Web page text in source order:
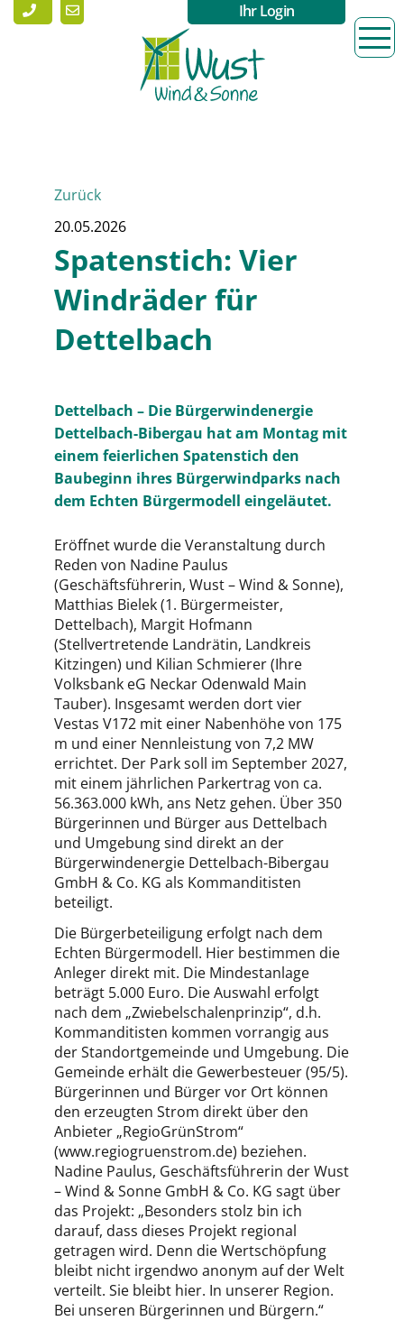
Ihr Login
Zurück
20.05.2026
Spatenstich: Vier
Windräder für
Dettelbach
Dettelbach – Die Bürgerwindenergie
Dettelbach-Bibergau hat am Montag mit
einem feierlichen Spatenstich den
Baubeginn ihres Bürgerwindparks nach
dem Echten Bürgermodell eingeläutet.
Eröffnet wurde die Veranstaltung durch
Reden von Nadine Paulus
(Geschäftsführerin, Wust – Wind & Sonne),
Matthias Bielek (1. Bürgermeister,
Dettelbach), Margit Hofmann
(Stellvertretende Landrätin, Landkreis
Kitzingen) und Kilian Schmierer (Ihre
Volksbank eG Neckar Odenwald Main
Tauber). Insgesamt werden dort vier
Vestas V172 mit einer Nabenhöhe von 175
m und einer Nennleistung von 7,2 MW
errichtet. Der Park soll im September 2027,
mit einem jährlichen Parkertrag von ca.
56.363.000 kWh, ans Netz gehen. Über 350
Bürgerinnen und Bürger aus Dettelbach
und Umgebung sind direkt an der
Bürgerwindenergie Dettelbach-Bibergau
GmbH & Co. KG als Kommanditisten
beteiligt.
Die Bürgerbeteiligung erfolgt nach dem
Echten Bürgermodell. Hier bestimmen die
Anleger direkt mit. Die Mindestanlage
beträgt 5.000 Euro. Die Auswahl erfolgt
nach dem „Zwiebelschalenprinzip“, d.h.
Kommanditisten kommen vorrangig aus
der Standortgemeinde und Umgebung. Die
Gemeinde erhält die Gewerbesteuer (95/5).
Bürgerinnen und Bürger vor Ort können
den erzeugten Strom direkt über den
Anbieter „RegioGrünStrom“
(www.regiogruenstrom.de) beziehen.
Nadine Paulus, Geschäftsführerin der Wust
– Wind & Sonne GmbH & Co. KG sagt über
das Projekt: „Besonders stolz bin ich
darauf, dass dieses Projekt regional
getragen wird. Denn die Wertschöpfung
bleibt nicht irgendwo anonym auf der Welt
verteilt. Sie bleibt hier. In unserer Region.
Bei unseren Bürgerinnen und Bürgern.“